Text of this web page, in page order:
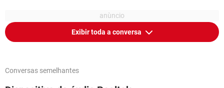
Exibir toda a conversa
Conversas semelhantes